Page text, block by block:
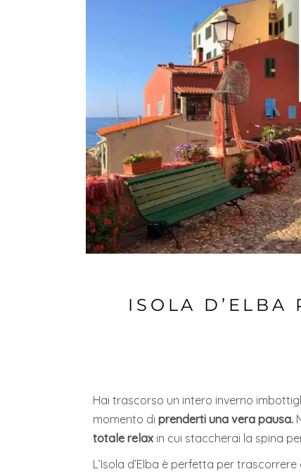
ISOLA D’ELBA
Hai trascorso un intero inverno
momento di prenderti una vera pausa.
totale relax in cui staccherai la spina
L’Isola d’Elba è perfetta per